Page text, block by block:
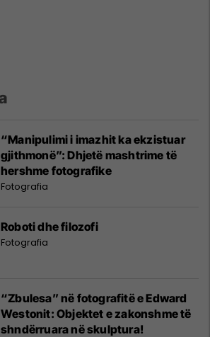
“Manipulimi i imazhit ka ekzistuar
gjithmonë”: Dhjetë mashtrime të
hershme fotografike
Fotografia
Roboti dhe filozofi
Fotografia
“Zbulesa” në fotografitë e Edward
Westonit: Objektet e zakonshme të
shndërruara në skulptura!